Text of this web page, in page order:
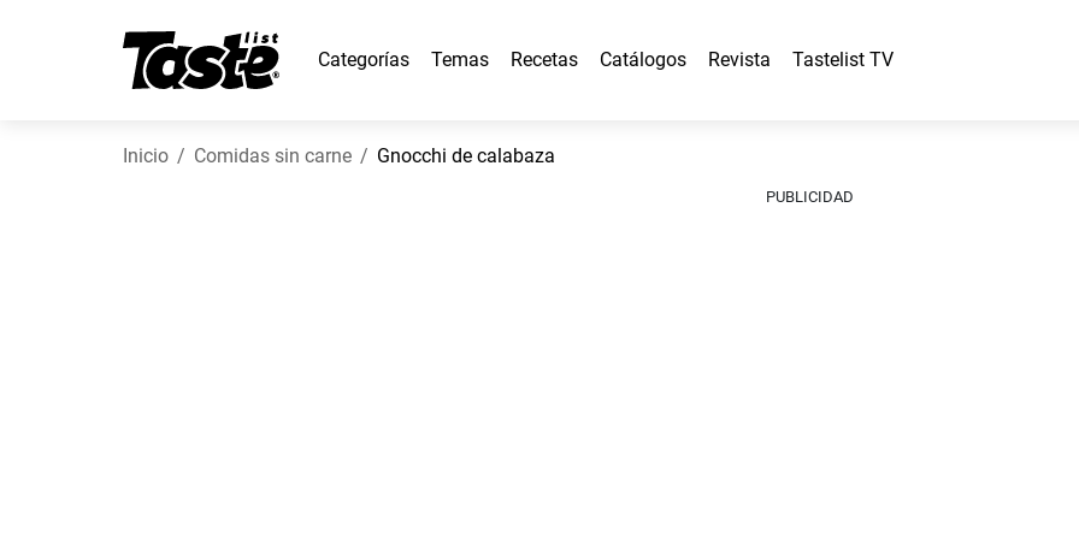
Categorías Temas Recetas Catálogos Revista Tastelist TV
Inicio Comidas sin carne Gnocchi de calabaza
PUBLICIDAD